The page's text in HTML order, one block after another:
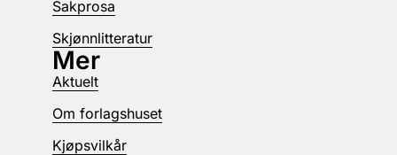
Sakprosa
Skjønnlitteratur
Mer
Aktuelt
Om forlagshuset
Kjøpsvilkår